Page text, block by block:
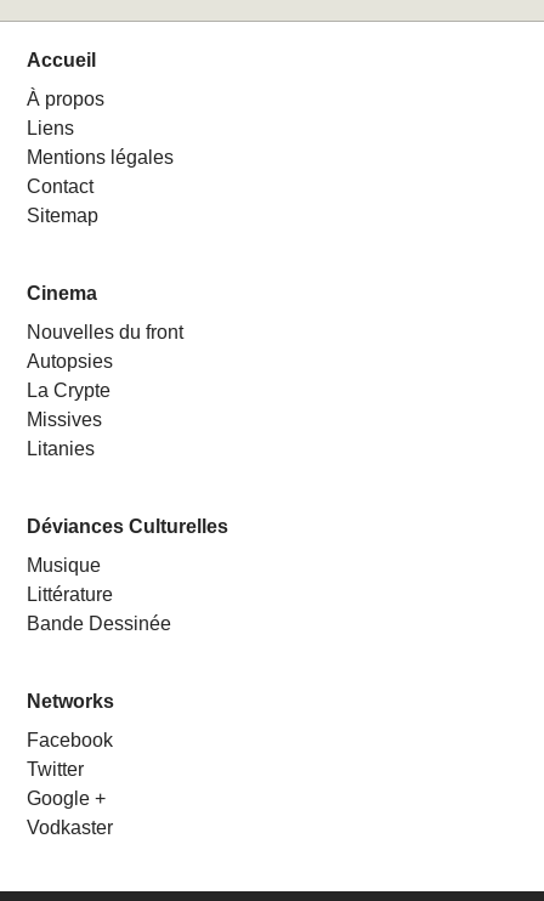
Accueil
À propos
Liens
Mentions légales
Contact
Sitemap
Cinema
Nouvelles du front
Autopsies
La Crypte
Missives
Litanies
Déviances Culturelles
Musique
Littérature
Bande Dessinée
Networks
Facebook
Twitter
Google +
Vodkaster